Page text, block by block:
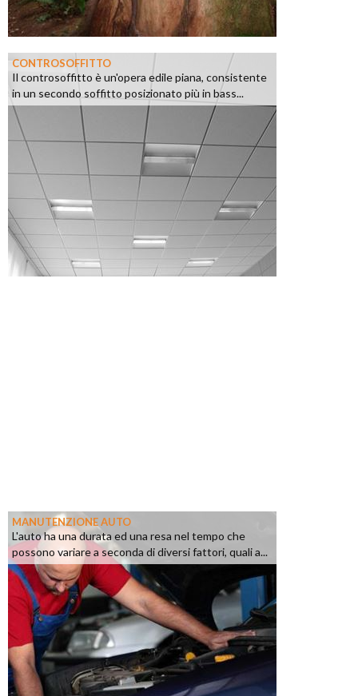
CONTROSOFFITTO
Il controsoffitto è un'opera edile piana, consistente
in un secondo soffitto posizionato più in bass...
MANUTENZIONE AUTO
L'auto ha una durata ed una resa nel tempo che
possono variare a seconda di diversi fattori, quali a...